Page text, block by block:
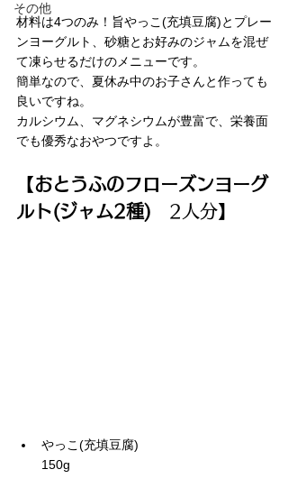
その他
材料は4つのみ！旨やっこ(充填豆腐)とプレー
ンヨーグルト、砂糖とお好みのジャムを混ぜ
て凍らせるだけのメニューです。
簡単なので、夏休み中のお子さんと作っても
良いですね。
カルシウム、マグネシウムが豊富で、栄養面
でも優秀なおやつですよ。
【おとうふのフローズンヨーグ
ルト(ジャム2種) 2人分】
やっこ(充填豆腐)
150g